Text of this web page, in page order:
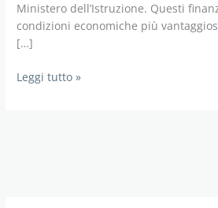
Ministero dell’Istruzione. Questi
condizioni economiche più
[…]
Prestiti
Leggi tutto »